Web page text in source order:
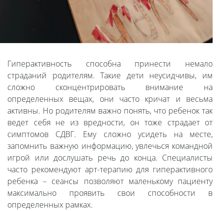
Гиперактивность способна принести немало
страданий родителям. Такие дети неусидчивы, им
сложно сконцентрировать внимание на
определенных вещах, они часто кричат и весьма
активны. Но родителям важно понять, что ребенок так
ведет себя не из вредности, он тоже страдает от
симптомов СДВГ. Ему сложно усидеть на месте,
запомнить важную информацию, увлечься командной
игрой или дослушать речь до конца. Специалисты
часто рекомендуют арт-терапию для гиперактивного
ребенка – сеансы позволяют маленькому пациенту
максимально проявить свои способности в
определенных рамках.